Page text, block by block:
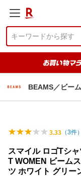
BEAMS／ビー
3.33 （3件）
スマイル ロゴTシ
T WOMEN ビーム
ツ ホワイト グリー